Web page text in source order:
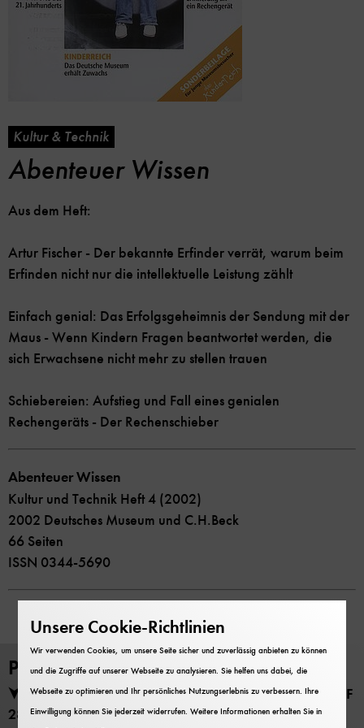
Kultur & Technik
Abenteuer Wissen
Aus dem Heft:
Artur Fischer - Der bekannte Erfinder verrät, warum beim
Erfinden nicht nur die intellektuelle Leistung zählt
Einfach genial: Das Erfolgsgeheimnis der Sendung mit der
Maus - Wenn Kindern Fragen beantwortet werden, die
sich Erwachsene nicht mehr zu stellen trauen
Schiebereien: Aufstieg und Fall eines genialen
Rechengeräts - Der Rechenschieber
Abenteuer Wissen
Kultur und Technik Heft 4 (2002)
2002 Deutsches Museum und C.H.Beck
66 Seiten
ISSN 0344-5690
PDF Download
Kultur und Technik Heft 4 (2002) herunterladen (PDF
28 MB)
Unsere Cookie-Richtlinien
Wir verwenden Cookies, um unsere Seite sicher und zuverlässig anbieten zu können
und die Zugriffe auf unserer Webseite zu analysieren. Sie helfen uns dabei, die
Webseite zu optimieren und Ihr persönliches Nutzungserlebnis zu verbessern. Ihre
Einwilligung können Sie jederzeit widerrufen. Weitere Informationen erhalten Sie in